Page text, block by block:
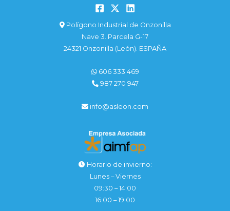
Polígono Industrial de Onzonilla
Nave 3. Parcela G-17
24321 Onzonilla (León). ESPAÑA
606 333 469
987 270 947
info@asleon.com
Horario de invierno:
Lunes – Viernes
09:30 – 14:00
16:00 – 19:00